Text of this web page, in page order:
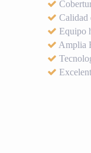
Calidad
Equipo
Amplia